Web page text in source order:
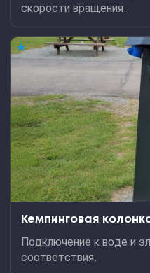
скорости вращения.
★
Кемпинговая
Подключение к воде и
соответствия.